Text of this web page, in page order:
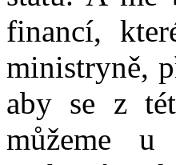
financí,
ministryně,
aby se z
můžeme